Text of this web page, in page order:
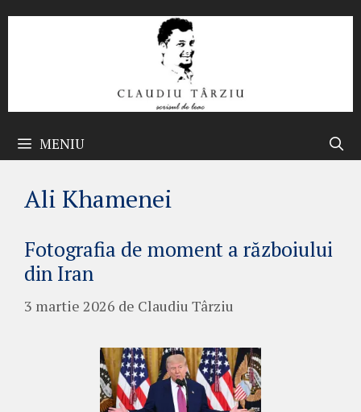
MENIU
Ali Khamenei
Fotografia de moment a războiului
din Iran
3 martie 2026 de Claudiu Târziu